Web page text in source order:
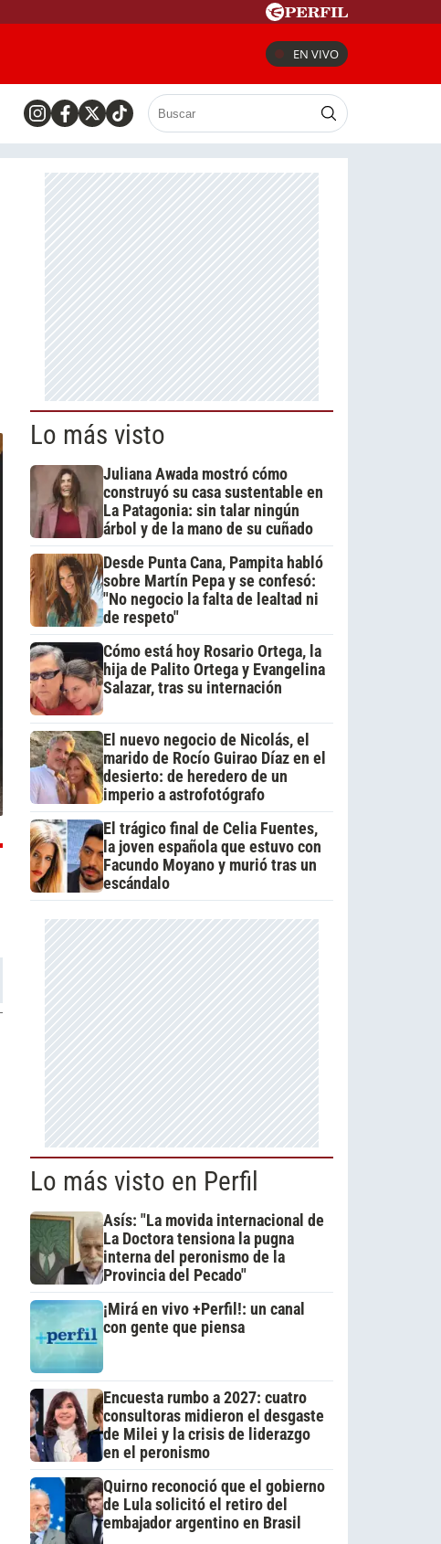
EN VIVO
Lo más visto
Juliana Awada mostró cómo
construyó su casa sustentable en
La Patagonia: sin talar ningún
árbol y de la mano de su cuñado
Desde Punta Cana, Pampita habló
sobre Martín Pepa y se confesó:
"No negocio la falta de lealtad ni
de respeto"
Cómo está hoy Rosario Ortega, la
hija de Palito Ortega y Evangelina
Salazar, tras su internación
El nuevo negocio de Nicolás, el
marido de Rocío Guirao Díaz en el
desierto: de heredero de un
imperio a astrofotógrafo
El trágico final de Celia Fuentes,
la joven española que estuvo con
Facundo Moyano y murió tras un
escándalo
Lo más visto en Perfil
Asís: "La movida internacional de
La Doctora tensiona la pugna
interna del peronismo de la
Provincia del Pecado"
¡Mirá en vivo +Perfil!: un canal
con gente que piensa
Encuesta rumbo a 2027: cuatro
consultoras midieron el desgaste
de Milei y la crisis de liderazgo
en el peronismo
Quirno reconoció que el gobierno
de Lula solicitó el retiro del
embajador argentino en Brasil